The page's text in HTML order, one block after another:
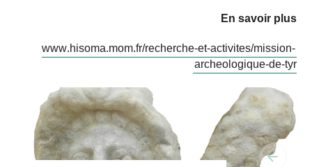
En savoir plus
www.hisoma.mom.fr/recherche-et-activites/mission-
archeologique-de-tyr
see previous slide